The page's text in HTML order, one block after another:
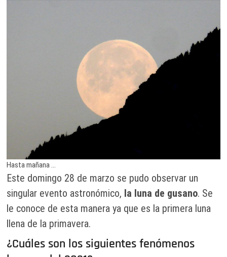
Hasta mañana …
Este domingo 28 de marzo se pudo observar un
singular evento astronómico, la luna de gusano. Se
le conoce de esta manera ya que es la primera luna
llena de la primavera.
¿Cuáles son los siguientes fenómenos